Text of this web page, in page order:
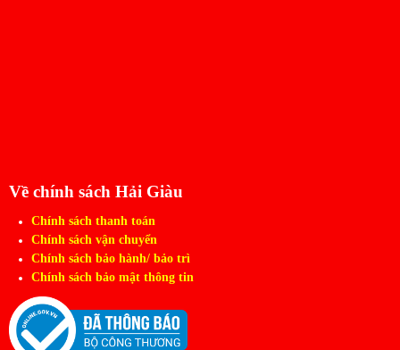
Về chính sách Hải Giàu
Chính sách thanh toán
Chính sách vận chuyển
Chính sách bảo hành/ bảo trì
Chính sách bảo mật thông tin